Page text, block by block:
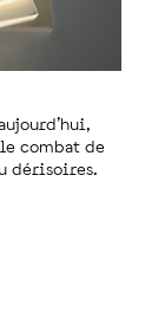
combat de
dérisoires.